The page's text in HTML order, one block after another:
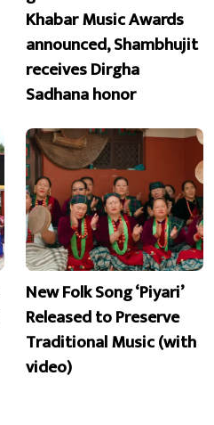
Khabar Music Awards
announced, Shambhujit
receives Dirgha
Sadhana honor
New Folk Song ‘Piyari’
Released to Preserve
Traditional Music (with
video)